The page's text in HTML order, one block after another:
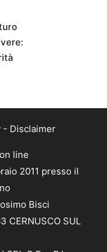
- Disclaimer
line
2011 presso il
Bisci
CERNUSCO SUL